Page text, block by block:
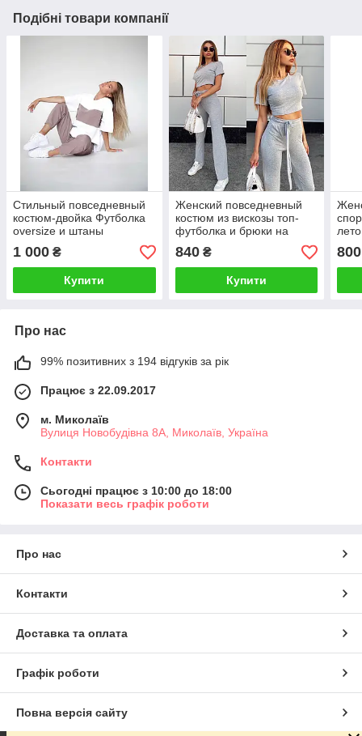
Подібні товари компанії
Стильный повседневный
костюм-двойка Футболка
oversize и штаны
1 000 ₴
Купити
Женский повседневный
костюм из вискозы топ-
футболка и брюки на
высокой посадке
840₴
Купити
800
Про нас
99% позитивних з 194 відгуків за рік
Працює з 22.09.2017
м. Миколаїв
Вулиця Новобудівна 8А, Миколаїв, Україна
Контакти
Сьогодні працює з 10:00 до 18:00
Показати весь графік роботи
Про нас
Контакти
Доставка та оплата
Графік роботи
Повна версія сайту